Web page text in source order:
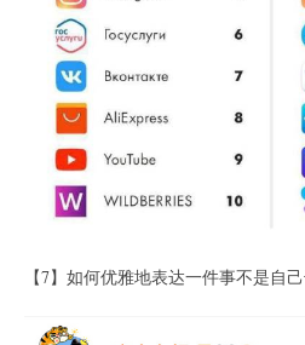
【7】如何优雅地表达一件事不是自